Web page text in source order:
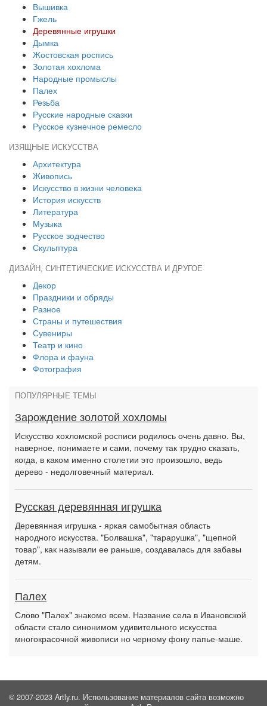
Вышивка
Гжель
Деревянные игрушки
Дымка
Жостовская роспись
Золотая хохлома
Народные промыслы
Палех
Резьба
Русские народные сказки
Русское кузнечное ремесло
ИЗЯЩНЫЕ ИСКУССТВА
Архитектура
Живопись
Искусство в жизни человека
История искусств
Литература
Музыка
Русское зодчество
Скульптура
ДИЗАЙН, СИНТЕТИЧЕСКИЕ ИСКУССТВА И ДРУГОЕ
Декор
Праздники и обряды
Разное
Страны и путешествия
Сувениры
Театр и кино
Флора и фауна
Фотография
ПОПУЛЯРНЫЕ ТЕМЫ
Зарождение золотой хохломы
Искусство хохломской росписи родилось очень давно. Вы,
наверное, понимаете и сами, почему так трудно сказать,
когда, в каком именно столетии это произошло, ведь
дерево - недолговечный материал.
Русская деревянная игрушка
Деревянная игрушка - яркая самобытная область
народного искусства. "Болвашка", "тарарушка", "щепной
товар", как называли ее раньше, создавалась для забавы
детям.
Палех
Слово "Палех" знакомо всем. Название села в Ивановской
области стало синонимом удивительного искусства
многокрасочной живописи но черному фону папье-маше.
© 2007-2023 Artly.ru. Использование материалов сайта возможно